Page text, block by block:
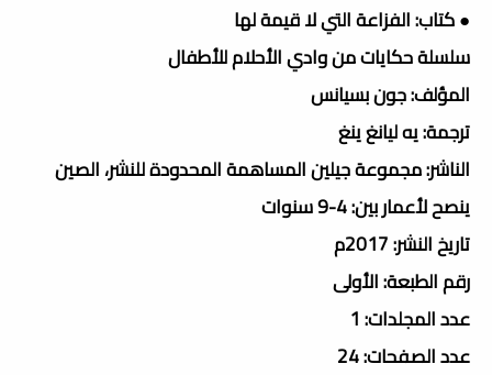
● كتاب: الفزاعة التي لا قيمة لها
سلسلة حكايات من وادي الأحلام للأطفال
المؤلف: جون بسيانس
ترجمة: يه ليانغ ينغ
الناشر: مجموعة جيلين المساهمة المحدودة للنشر، الصين
ينصح لأعمار بين: 4-9 سنوات
تاريخ النشر: 2017م
رقم الطبعة: الأولى
عدد المجلدات: 1
عدد الصفحات: 24